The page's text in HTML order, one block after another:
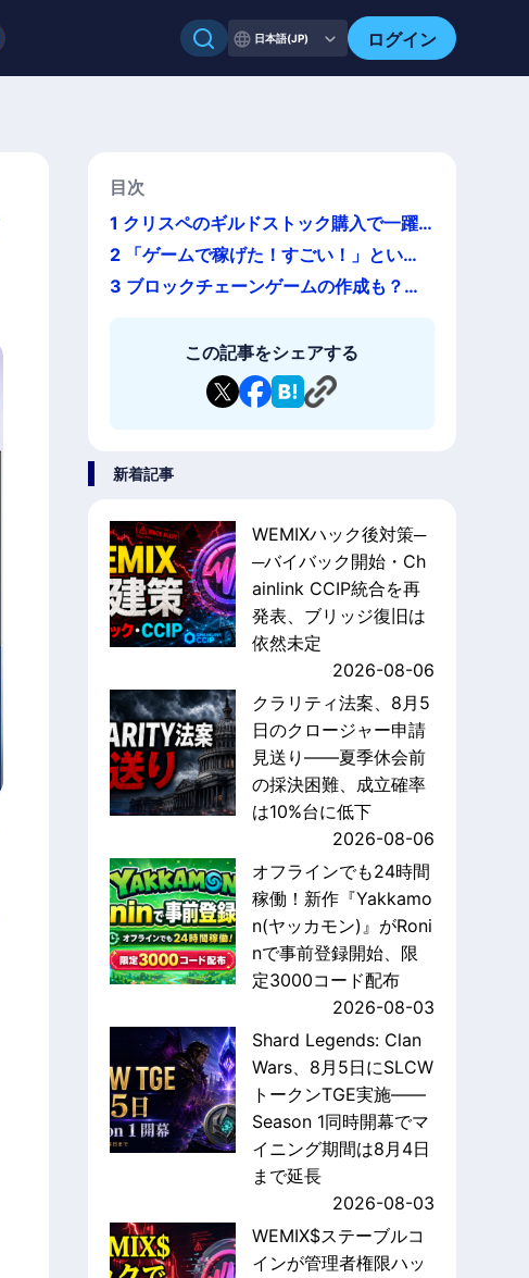
日本語(JP) ログイン
目次
1 クリスペのギルドストック購入で一躍
話題に！廃猫さんの経歴とプレイ中のブ
ロックチェーンゲームとは
2
「ゲームで稼げた！すごい！」という
ワクワクを広げるためにブロックチェー
3 ブロックチェーンゲームの作成も？廃
この記事をシェアする
新着記事
WEMIXハック後対策─
─バイバック開始・Ch
ainlink CCIP統合を再
発表、ブリッジ復旧は
依然未定
2026-08-06
クラリティ法案、8月5
日のクロージャー申請
見送り——夏季休会前
の採決困難、成立確率
は10%台に低下
2026-08-06
オフラインでも24時間
稼働！新作『Yakkamo
n(ヤッカモン)』がRoni
nで事前登録開始、限
定3000コード配布
2026-08-03
Shard Legends: Clan
Wars、8月5日にSLCW
トークンTGE実施——
Season 1同時開幕でマ
イニング期間は8月4日
まで延長
2026-08-03
WEMIX$ステーブルコ
インが管理者権限ハッ